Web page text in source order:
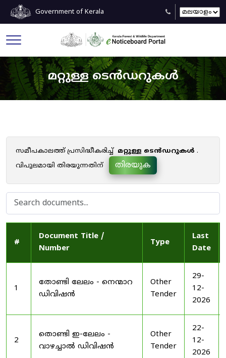
Government of Kerala
മറ്റുള്ള ടെൻഡറുകൾ
സമീപകാലത്ത് പ്രസിദ്ധീകരിച്ച് മറ്റുള്ള ടെൻഡറുകൾ .
വിപുലമായി തിരയുന്നതിന്
തിരയുക
#
Document Title /
Number
Type
Last
Date
1
തോണ്ടി ലേലം - നെന്മാറ
ഡിവിഷൻ
Other
Tender
29-
12-
2026
2
തൊണ്ടി ഇ-ലേലം -
വാഴച്ചാൽ ഡിവിഷൻ
Other
Tender
22-
12-
2026